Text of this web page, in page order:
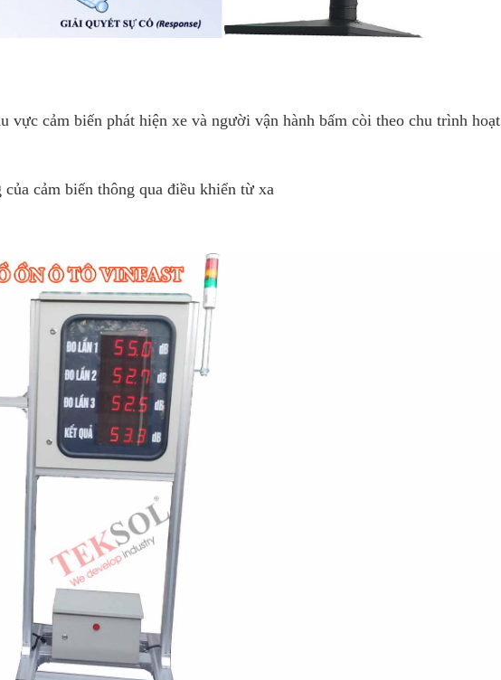
cảm biến phát hiện xe và người vận hành bấm còi theo chu trình hoạt
cảm biến thông qua điều khiển từ xa